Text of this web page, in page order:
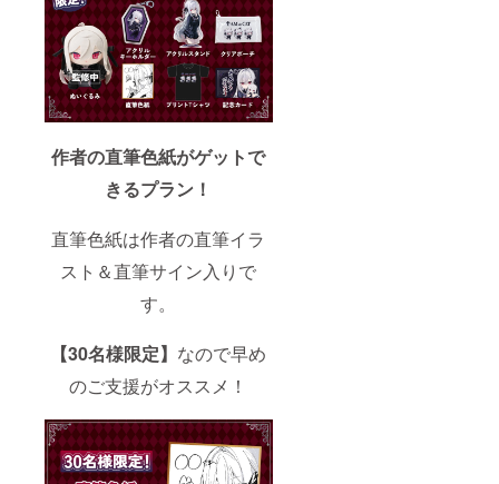
作者の直筆色紙がゲットで
きるプラン！
直筆色紙は作者の直筆イラ
スト＆直筆サイン入りで
す。
【30名様限定】 なので早め
のご支援がオススメ！